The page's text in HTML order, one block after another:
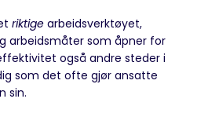
riktige arbeidsverktøyet,
arbeidsmåter som åpner for
også andre steder i
som det ofte gjør ansatte
sin.